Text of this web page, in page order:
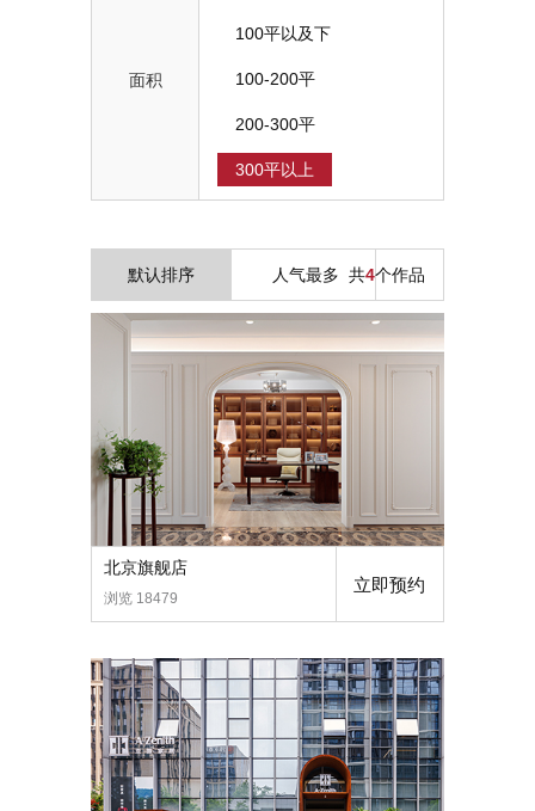
面积
100平以及下
100-200平
200-300平
300平以上
默认排序 人气最多 共4个作品
北京旗舰店
浏览 18479
立即预约